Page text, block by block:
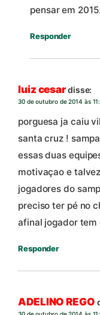
pensar em 2015.
Responder
luiz cesardisse:
30 de outubro de 2014 às
porguesa ja caiu
santa cruz !
essas duas
motivaçao e
jogadores do
preciso ter pé no
afinal jogador tem
Responder
ADELINO REGO
30 de outubro de 2014 às